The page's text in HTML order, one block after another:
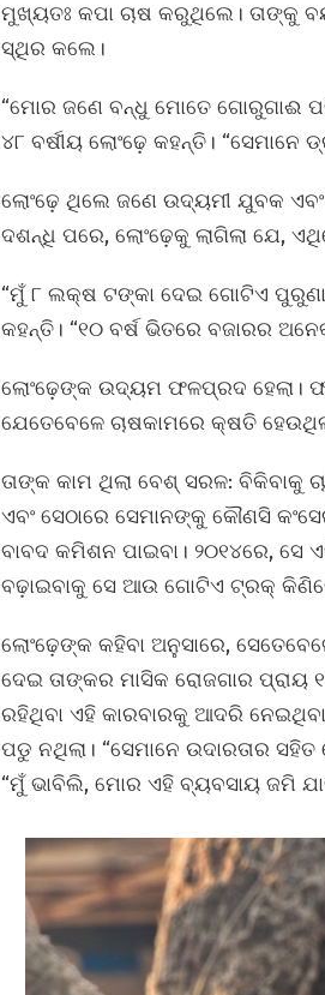
ମୁଖ୍ୟତଃ କପା ଚାଷ କରୁଥିଲେ। ତାଙ୍କୁ
ସ୍ଥିର କଲେ।
“ମୋର ଜଣେ ବନ୍ଧୁ ମୋତେ ଗୋରୁଗାଈ
୪୮ ବର୍ଷୀୟ ଲୋଂଢ଼େ କହନ୍ତି।
ଲୋଂଢ଼େ ଥିଲେ ଜଣେ ଉଦ୍ୟମୀ ଯୁବକ
ଦଶନ୍ଧି ପରେ, ଲୋଂଢ଼େକୁ ଲାଗିଲା ଯେ,
“ମୁଁ ୮ ଲକ୍ଷ ଟଙ୍କା ଦେଇ ଗୋଟିଏ
କହନ୍ତି। “୧୦ ବର୍ଷ ଭିତରେ ବଜାରର
ଲୋଂଢ଼େଙ୍କ ଉଦ୍ୟମ ଫଳପ୍ରଦ ହେଲା।
ଯେତେବେଳେ ଚାଷକାମରେ କ୍ଷତି
ତାଙ୍କ କାମ ଥିଲା ବେଶ୍‌ ସରଳ: ବିକିବାକୁ
ଏବଂ ସେଠାରେ ସେମାନଙ୍କୁ କୌଣସି
ବାବଦ କମିଶନ ପାଇବା। ୨୦୧୪ରେ,
ବଢ଼ାଇବାକୁ ସେ ଆଉ ଗୋଟିଏ ଟ୍ରକ୍‌
ଲୋଂଢ଼େଙ୍କ କହିବା ଅନୁସାରେ,
ଦେଇ ତାଙ୍କର ମାସିକ ରୋଜଗାର ପ୍ରାୟ
ରହିଥିବା ଏହି କାରବାରକୁ ଆଦରି
ପଡୁ ନଥିଲା। “ସେମାନେ ଉଦାରତାର
“ମୁଁ ଭାବିଲି, ମୋର ଏହି ବ୍ୟବସାୟ ଜମି